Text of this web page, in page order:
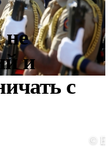
и
с
©